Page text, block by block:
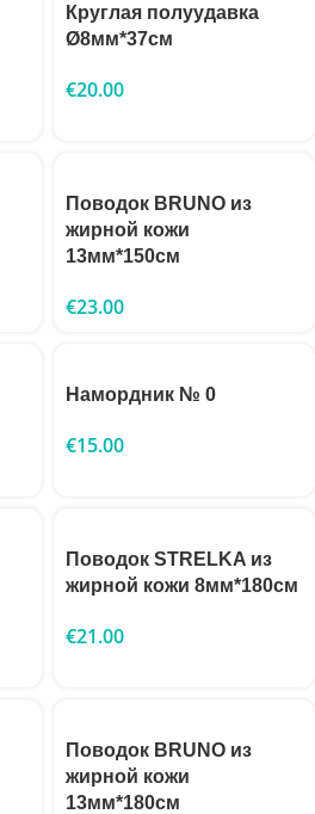
Круглая полуудавка
Ø8мм*37см
€20.00
Поводок BRUNO из
жирной кожи
13мм*150см
€23.00
Намордник № 0
€15.00
Поводок STRELKA из
жирной кожи 8мм*180см
€21.00
Поводок BRUNO из
жирной кожи
13мм*180см